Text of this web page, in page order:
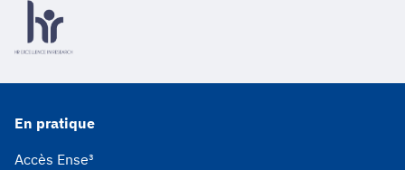
En pratique
Accès Ense³